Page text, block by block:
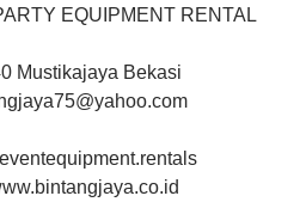
EQUIPMENT RENTAL
Mustikajaya Bekasi